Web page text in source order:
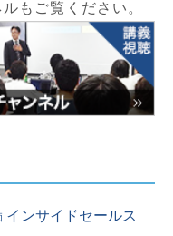
もご覧ください。
インサイドセールス